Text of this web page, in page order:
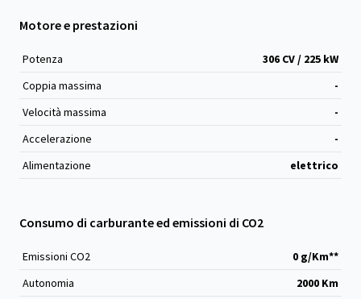
Motore e prestazioni
Potenza
306 CV / 225 kW
Coppia massima
-
Velocità massima
-
Accelerazione
-
Alimentazione
elettrico
Consumo di carburante ed emissioni di CO2
Emissioni CO2
0 g/Km**
Autonomia
2000 Km